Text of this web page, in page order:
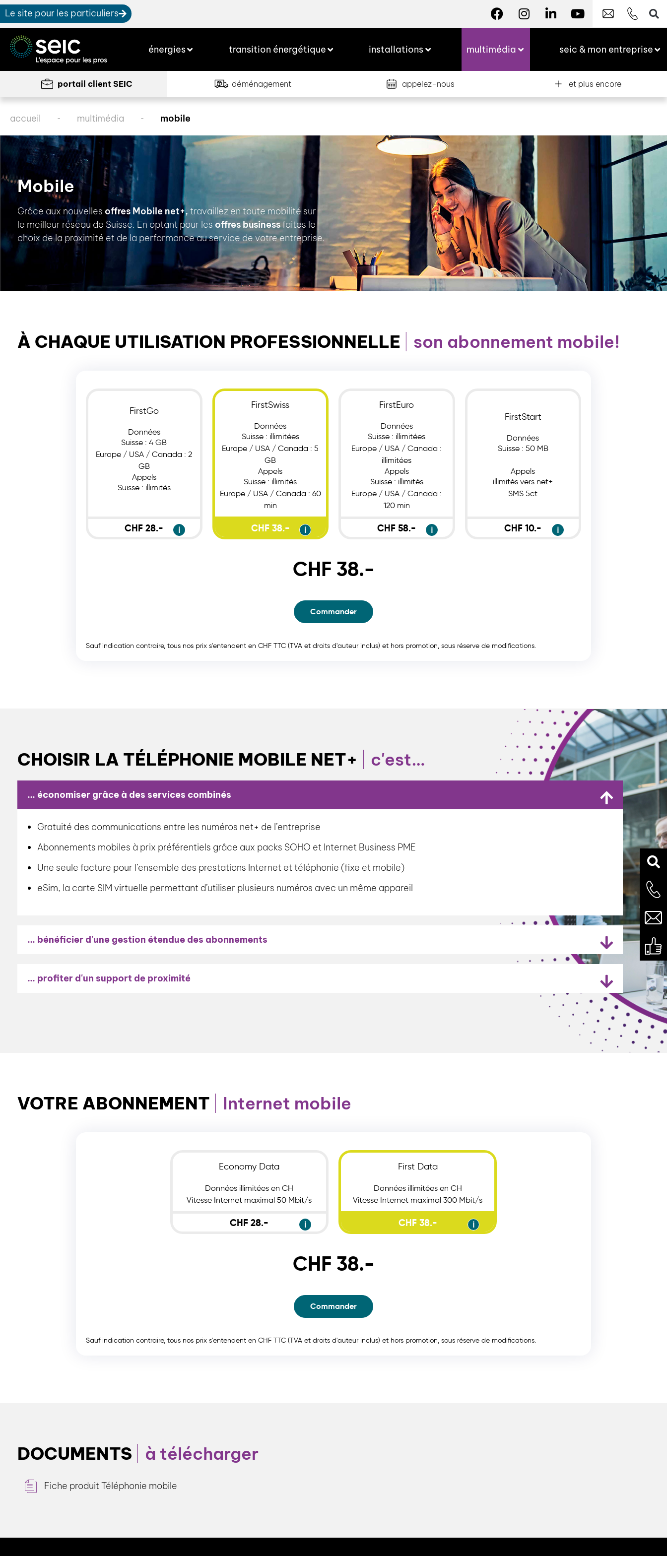
Le site pour les particuliers
énergies transition énergétique installations multimédia seic & mon entreprise
portail client SEIC déménagement appelez-nous et plus encore
accueil - multimédia - mobile
Mobile
Grâce aux nouvelles offres Mobile net+, travaillez en toute mobilité sur
le meilleur réseau de Suisse. En optant pour les offres businessfaites le
choix de la proximité et de la performance au service de votre entreprise.
À CHAQUE UTILISATION PROFESSIONNELLE son abonnement mobile!
FirstGo
Données
Suisse : 4 GB
Europe / USA / Canada : 2
GB
Appels
Suisse : illimités
CHF 28.- ℹ
FirstSwiss
Données
Suisse : illimitées
Europe / USA / Canada : 5
GB
Appels
Suisse : illimités
Europe / USA / Canada : 60
min
CHF 38.- ℹ
FirstEuro
Données
Suisse : illimitées
Europe / USA / Canada :
illimitées
Appels
Suisse : illimités
Europe / USA / Canada :
120 min
CHF 58.- ℹ
FirstStart
Données
Suisse : 50 MB
Appels
illimités vers net+
SMS 5ct
CHF 10.- ℹ
CHF 38.-
Commander
Sauf indication contraire, tous nos prix s'entendent en CHF TTC (TVA et droits d'auteur inclus) et hors promotion, sous réserve de modifications.
CHOISIR LA TÉLÉPHONIE MOBILE NET+ c'est…
... économiser grâce à des services combinés
Gratuité des communications entre les numéros net+ de l’entreprise
Abonnements mobiles à prix préférentiels grâce aux packs SOHO et Internet Business PME
Une seule facture pour l’ensemble des prestations Internet et téléphonie (fixe et mobile)
eSim, la carte SIM virtuelle permettant d’utiliser plusieurs numéros avec un même appareil
... bénéficier d'une gestion étendue des abonnements
... profiter d'un support de proximité
VOTRE ABONNEMENT Internet mobile
Economy Data
Données illimitées en CH
Vitesse Internet maximal 50 Mbit/s
CHF 28.- ℹ
First Data
Données illimitées en CH
Vitesse Internet maximal 300 Mbit/s
CHF 38.- ℹ
CHF 38.-
Commander
Sauf indication contraire, tous nos prix s'entendent en CHF TTC (TVA et droits d'auteur inclus) et hors promotion, sous réserve de modifications.
DOCUMENTS à télécharger
Fiche produit Téléphonie mobile